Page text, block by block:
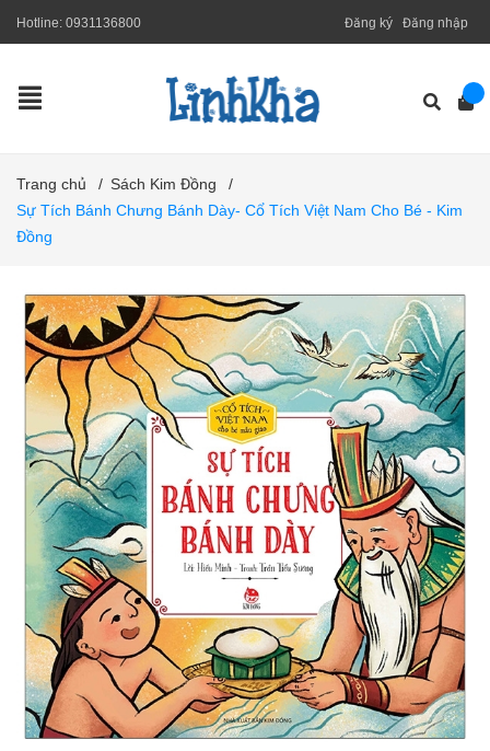
Hotline: 0931136800 Đăng ký Đăng nhập
Trang chủ / Sách Kim Đồng
/
Sự Tích Bánh Chưng Bánh Dày- Cổ Tích Việt Nam Cho Bé - Kim
Đồng